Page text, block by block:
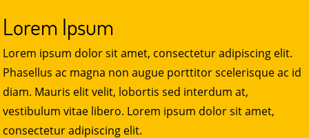
Lorem Ipsum
Lorem ipsum dolor sit amet, consectetur adipiscing elit.
Phasellus ac magna non augue porttitor scelerisque ac id
diam. Mauris elit velit, lobortis sed interdum at,
vestibulum vitae libero. Lorem ipsum dolor sit amet,
consectetur adipiscing elit.